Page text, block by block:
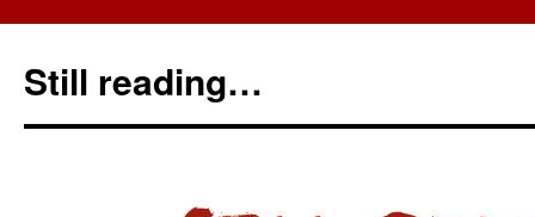
Still reading…